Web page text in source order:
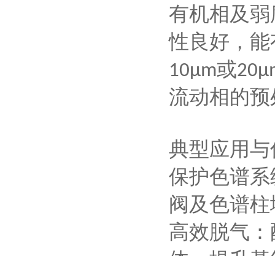
有机相及
性良好，
10μm或
流动相的
典型应用与
保护色谱
阀及色谱
高效脱气‌